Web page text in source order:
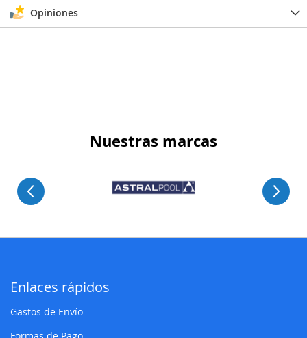
Opiniones
Nuestras marcas
Enlaces rápidos
Gastos de Envío